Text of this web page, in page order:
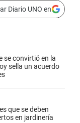
Diario UNO en
se convirtió en la
sella un acuerdo
que se deben
en jardinería